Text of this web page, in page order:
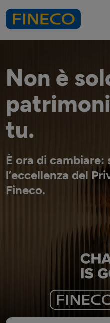
Non è
tu.
È ora di cambiare:
l’eccellenza del
Fineco.